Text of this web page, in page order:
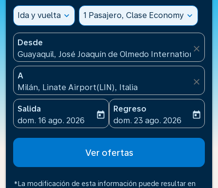
Ida y vuelta expand_more 1 Pasajero, Clase Economy expand_more
Desde
Guayaquil, José Joaquín de Olmedo International
close
A
Milán, Linate Airport(LIN), Italia
close
Salida
fc-booking-departure-date-aria-label
dom. 16 ago. 2026
today
Regreso
fc-booking-return-date-
dom. 23 ago. 2026
today
Ver ofertas
*La modificación de esta información puede resultar en